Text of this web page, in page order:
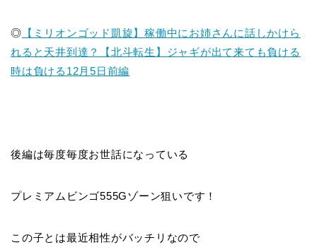
◎ 【ミリオンゴッド凱旋】稼働中にお姉さんに話しかけら
れると天井到達？【北斗転生】ジャギが出て来ても負ける
時は負ける12月5日前編
後編は毎度毎度お世話になっている
プレミアムビンゴ555Gゾーン狙いです！
この子とは最近相性がバッチリなので